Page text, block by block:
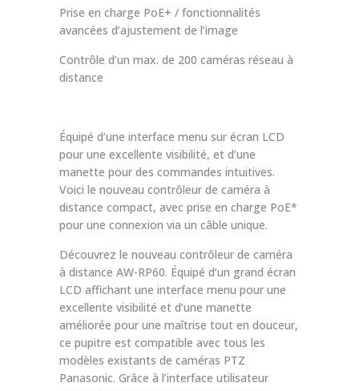
Prise en charge PoE+ / fonctionnalités
avancées d’ajustement de l’image
Contrôle d’un max. de 200 caméras réseau à
distance
Équipé d’une interface menu sur écran LCD
pour une excellente visibilité, et d’une
manette pour des commandes intuitives.
Voici le nouveau contrôleur de caméra à
distance compact, avec prise en charge PoE*
pour une connexion via un câble unique.
Découvrez le nouveau contrôleur de caméra
à distance AW-RP60. Équipé d’un grand écran
LCD affichant une interface menu pour une
excellente visibilité et d’une manette
améliorée pour une maîtrise tout en douceur,
ce pupitre est compatible avec tous les
modèles existants de caméras PTZ
Panasonic. Grâce à l’interface utilisateur